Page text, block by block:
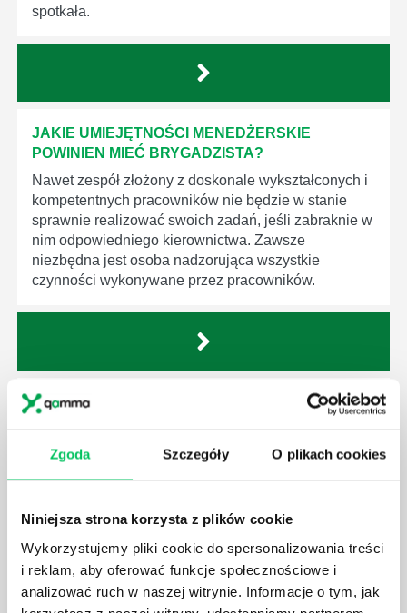
Zgoda Szczegóły O plikach cookies
Niniejsza strona korzysta z plików cookie
Wykorzystujemy pliki cookie do spersonalizowania treści
i reklam, aby oferować funkcje społecznościowe i
analizować ruch w naszej witrynie. Informacje o tym, jak
spotkała.
JAKIE UMIEJĘTNOŚCI MENEDŻERSKIE
POWINIEN MIEĆ BRYGADZISTA?
Nawet zespół złożony z doskonale wykształconych i
kompetentnych pracowników nie będzie w stanie
sprawnie realizować swoich zadań, jeśli zabraknie w
nim odpowiedniego kierownictwa. Zawsze
niezbędna jest osoba nadzorująca wszystkie
czynności wykonywane przez pracowników.
JAK BRYGADZISTA MOŻE ROZWINĄĆ SWOJE
Menedżer to niezwykle ważne stanowisko w każdej